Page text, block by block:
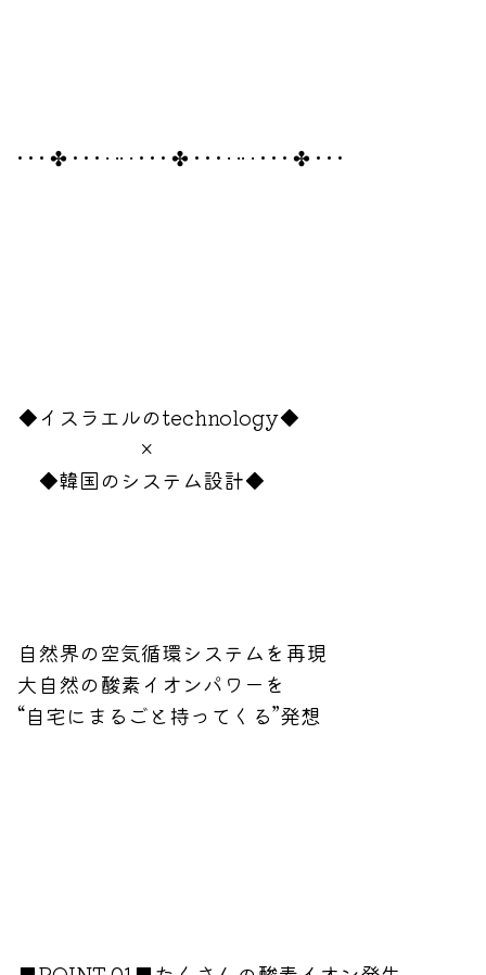
• • • ✤ • • • · ·· · • • • ✤ • • • · ·· · • • • ✤ • • •
◆イスラエルのtechnology◆
×
◆韓国のシステム設計◆
自然界の空気循環システムを再現
大自然の酸素イオンパワーを
“自宅にまるごと持ってくる”発想